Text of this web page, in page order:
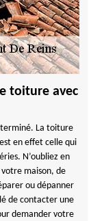
toiture avec
La toiture
en effet celle qui
N’oubliez en
maison, de
ou dépanner
de contacter une
demander votre